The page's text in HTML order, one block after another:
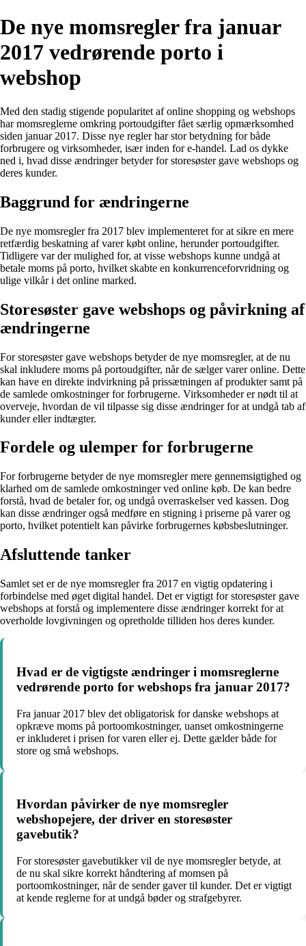
De nye momsregler fra januar
2017 vedrørende porto i
webshop
Med den stadig stigende popularitet af online shopping og webshops
har momsreglerne omkring portoudgifter fået særlig opmærksomhed
siden januar 2017. Disse nye regler har stor betydning for både
forbrugere og virksomheder, især inden for e-handel. Lad os dykke
ned i, hvad disse ændringer betyder for storesøster gave webshops og
deres kunder.
Baggrund for ændringerne
De nye momsregler fra 2017 blev implementeret for at sikre en mere
retfærdig beskatning af varer købt online, herunder portoudgifter.
Tidligere var der mulighed for, at visse webshops kunne undgå at
betale moms på porto, hvilket skabte en konkurrenceforvridning og
ulige vilkår i det online marked.
Storesøster gave webshops og påvirkning af
ændringerne
For storesøster gave webshops betyder de nye momsregler, at de nu
skal inkludere moms på portoudgifter, når de sælger varer online. Dette
kan have en direkte indvirkning på prissætningen af produkter samt på
de samlede omkostninger for forbrugerne. Virksomheder er nødt til at
overveje, hvordan de vil tilpasse sig disse ændringer for at undgå tab af
kunder eller indtægter.
Fordele og ulemper for forbrugerne
For forbrugerne betyder de nye momsregler mere gennemsigtighed og
klarhed om de samlede omkostninger ved online køb. De kan bedre
forstå, hvad de betaler for, og undgå overraskelser ved kassen. Dog
kan disse ændringer også medføre en stigning i priserne på varer og
porto, hvilket potentielt kan påvirke forbrugernes købsbeslutninger.
Afsluttende tanker
Samlet set er de nye momsregler fra 2017 en vigtig opdatering i
forbindelse med øget digital handel. Det er vigtigt for storesøster gave
webshops at forstå og implementere disse ændringer korrekt for at
overholde lovgivningen og opretholde tilliden hos deres kunder.
Hvad er de vigtigste ændringer i momsreglerne
vedrørende porto for webshops fra januar 2017?
Fra januar 2017 blev det obligatorisk for danske webshops at
opkræve moms på portoomkostninger, uanset omkostningerne
er inkluderet i prisen for varen eller ej. Dette gælder både for
store og små webshops.
Hvordan påvirker de nye momsregler
webshopejere, der driver en storesøster
gavebutik?
For storesøster gavebutikker vil de nye momsregler betyde, at
de nu skal sikre korrekt håndtering af momsen på
portoomkostninger, når de sender gaver til kunder. Det er vigtigt
at kende reglerne for at undgå bøder og strafgebyrer.